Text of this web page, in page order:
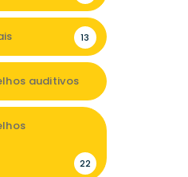
13
auditivos
22